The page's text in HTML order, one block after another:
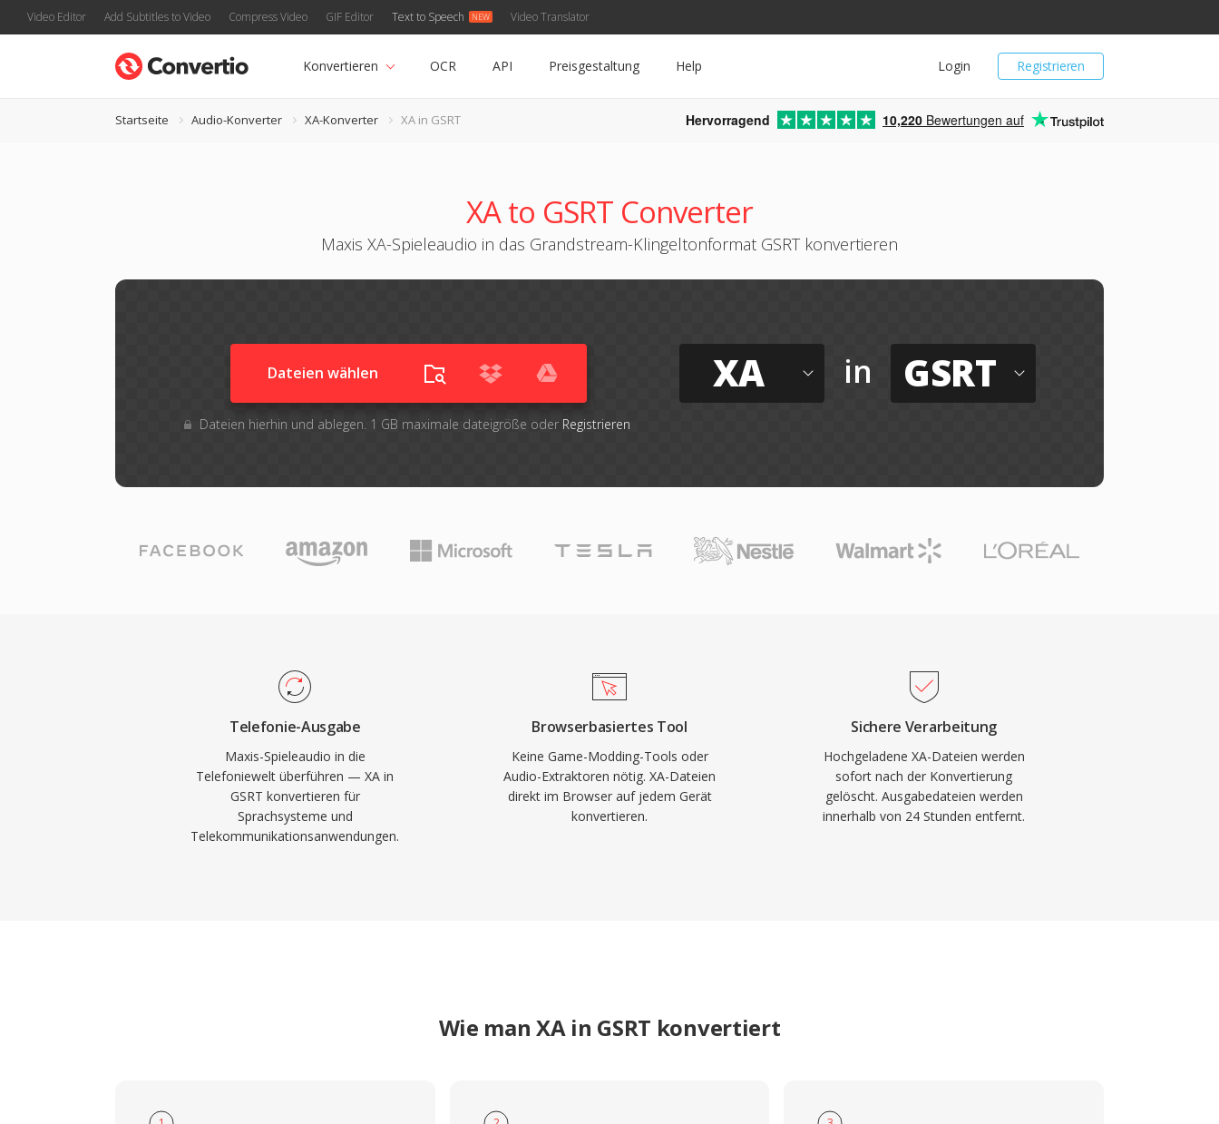
Video Editor Add Subtitles to Video Compress Video GIF Editor Text to Speech Video Translator
Registrieren
Login
Konvertieren OCR API Preisgestaltung Help
Startseite Audio-Konverter XA-Konverter XA in GSRT Hervorragend 10,220 Bewertungen auf
XA to GSRT Converter
Maxis XA-Spieleaudio in das Grandstream-Klingeltonformat GSRT konvertieren
Dateien wählen
Dateien hierhin und ablegen. 1 GB maximale dateigröße oder Registrieren
XA in GSRT
Telefonie-Ausgabe
Maxis-Spieleaudio in die
Telefoniewelt überführen — XA in
GSRT konvertieren für
Sprachsysteme und
Telekommunikationsanwendungen.
Browserbasiertes Tool
Keine Game-Modding-Tools oder
Audio-Extraktoren nötig. XA-Dateien
direkt im Browser auf jedem Gerät
konvertieren.
Sichere Verarbeitung
Hochgeladene XA-Dateien werden
sofort nach der Konvertierung
gelöscht. Ausgabedateien werden
innerhalb von 24 Stunden entfernt.
Wie man XA in GSRT konvertiert